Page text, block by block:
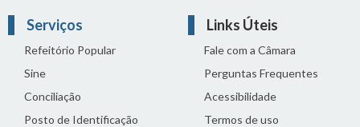
Serviços
Refeitório Popular
Sine
Conciliação
Posto de Identificação
Links Úteis
Fale com a Câmara
Perguntas Frequentes
Acessibilidade
Termos de uso